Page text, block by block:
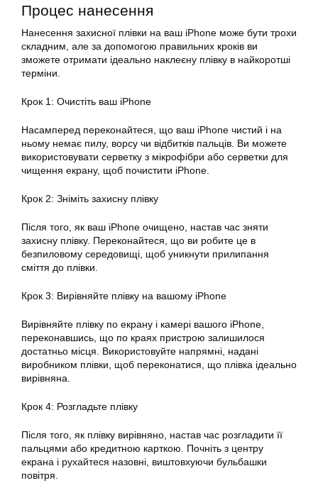
Процес нанесення
Нанесення захисної плівки на ваш iPhone може бути трохи
складним, але за допомогою правильних кроків ви
зможете отримати ідеально наклеєну плівку в найкоротші
терміни.
Крок 1: Очистіть ваш iPhone
Насамперед переконайтеся, що ваш iPhone чистий і на
ньому немає пилу, ворсу чи відбитків пальців. Ви можете
використовувати серветку з мікрофібри або серветки для
чищення екрану, щоб почистити iPhone.
Крок 2: Зніміть захисну плівку
Після того, як ваш iPhone очищено, настав час зняти
захисну плівку. Переконайтеся, що ви робите це в
безпиловому середовищі, щоб уникнути прилипання
сміття до плівки.
Крок 3: Вирівняйте плівку на вашому iPhone
Вирівняйте плівку по екрану і камері вашого iPhone,
переконавшись, що по краях пристрою залишилося
достатньо місця. Використовуйте напрямні, надані
виробником плівки, щоб переконатися, що плівка ідеально
вирівняна.
Крок 4: Розгладьте плівку
Після того, як плівку вирівняно, настав час розгладити її
пальцями або кредитною карткою. Почніть з центру
екрана і рухайтеся назовні, виштовхуючи бульбашки
повітря.